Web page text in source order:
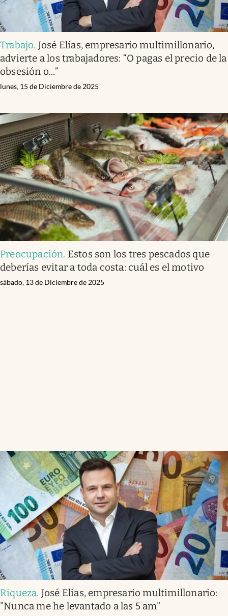
Trabajo. José Elías, empresario multimillonario,
advierte a los trabajadores: “O pagas el precio de la
obsesión o...”
lunes, 15 de Diciembre de 2025
Preocupación. Estos son los tres pescados que
deberías evitar a toda costa: cuál es el motivo
sábado, 13 de Diciembre de 2025
Riqueza. José Elías, empresario multimillonario:
"Nunca me he levantado a las 5 am"